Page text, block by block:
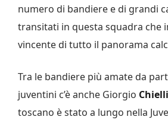
numero di bandiere e di grandi
transitati in questa squadra che
vincente di tutto il panorama
Tra le bandiere più amate da
juventini c’è anche Giorgio
toscano è stato a lungo nella